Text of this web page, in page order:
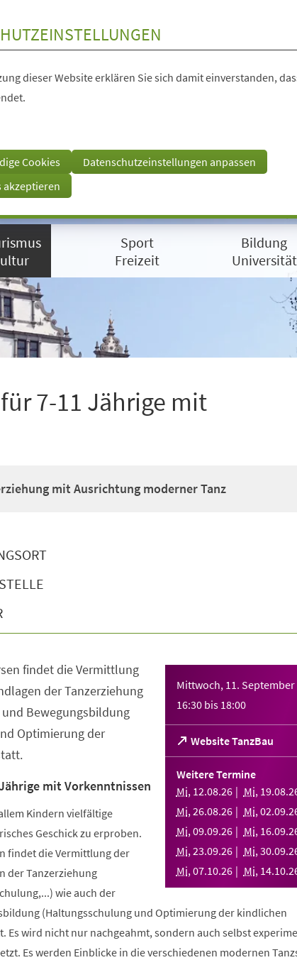
dieser Website erklären Sie sich damit einverstanden,
Cookies
Datenschutzeinstellungen anpassen
akzeptieren
Sport
Freizeit
Bildung
Universität
7-11 Jährige mit
mit Ausrichtung moderner Tanz
Mittwoch, 11. September
16:30 bis 18:00
Website TanzBau
(Öffnet
in
einem
neuen
Tab)
Weitere Termine
Mi, 12.08.26 Mi, 19.08.
Mi,26.08.26 Mi,02.09.
Mi,09.09.26 Mi, 16.09.
Mi,23.09.26 Mi,30.09.
Mi,07.10.26 Mi, 14.10.
findet die Vermittlung
der Tanzerziehung
Bewegungsbildung
Optimierung der
mit Vorkenntnissen
Kindern vielfältige
Geschick zu erproben.
findet die Vermittlung der
der Tanzerziehung
wie auch der
(Haltungsschulung und Optimierung der kindlichen
Es wird nicht nur nachgeahmt, sondern auch selbst
Es werden Einblicke in die verschiedenen modernen